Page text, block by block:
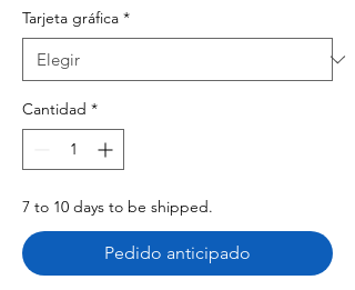
Tarjeta gráfica *
Cantidad *
7 to 10 days to be shipped.
Pedido anticipado